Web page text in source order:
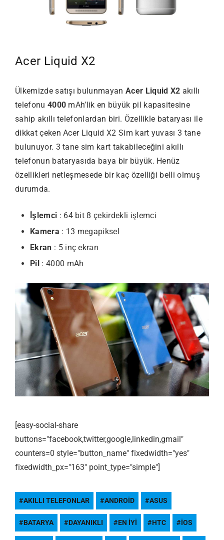
Acer Liquid X2
Ülkemizde satışı bulunmayan Acer Liquid X2 akıllı
telefonu 4000 mAh’lik en büyük pil kapasitesine
sahip akıllı telefonlardan biri. Özellikle bataryası ile
dikkat çeken Acer Liquid X2 Sim kart yuvası 3 tane
bulunuyor. 3 tane sim kart takabileceğini akıllı
telefonun bataryasıda baya bir büyük. Henüz
özellikleri netleşmesede bir kaç özelliği belli olmuş
durumda.
İşlemci : 64 bit 8 çekirdekli işlemci
Kamera : 13 megapiksel
Ekran : 5 inç ekran
Pil: 4000 mAh
[easy-social-share
buttons="facebook,twitter,google,linkedin,gmail"
counters=0 style="button_name" fixedwidth="yes"
fixedwidth_px="163" point_type="simple"]
AKILLI TELEFONLAR ANDROID ASUS
BATARYA DAYANIKLI EN IYI HTC IOS